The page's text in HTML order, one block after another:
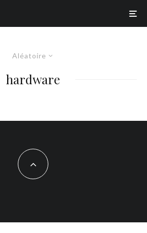
Aléatoire
hardware